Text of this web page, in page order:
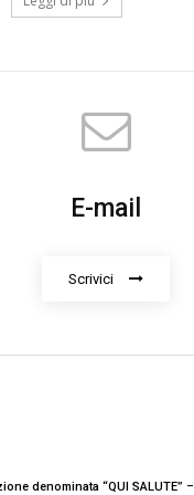
E-mail
Scrivici
denominata “QUI SALUTE” –